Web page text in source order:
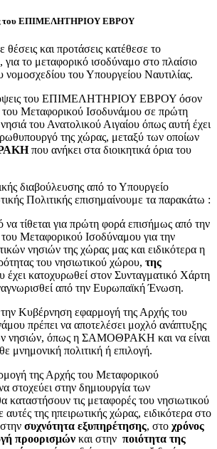
του ΕΠΙΜΕΛΗΤΗΡΙΟΥ ΕΒΡΟΥ
θέσεις και προτάσεις κατέθεσε το
το μεταφορικό ισοδύναμο στο πλαίσιο
νομοσχεδίου του Υπουργείου Ναυτιλίας.
του ΕΠΙΜΕΛΗΤΗΡΙΟΥ ΕΒΡΟΥ όσον
Μεταφορικού Ισοδυνάμου σε πρώτη
του Ανατολικού Αιγαίου όπως αυτή έχει
της χώρας, μεταξύ των οποίων
που ανήκει στα διοικητικά όρια του
διαβούλευσης από το Υπουργείο
Πολιτικής επισημαίνουμε τα παρακάτω :
να τίθεται για πρώτη φορά επισήμως από την
Μεταφορικού Ισοδύναμου για την
νησιών της χώρας μας και ειδικότερα η
του νησιωτικού χώρου, της
έχει κατοχυρωθεί στον Συνταγματικό Χάρτη
από την Ευρωπαϊκή Ένωση.
Κυβέρνηση εφαρμογή της Αρχής του
πρέπει να αποτελέσει μοχλό ανάπτυξης
νησιών, όπως η ΣΑΜΟΘΡΑΚΗ και να είναι
μνημονική πολιτική ή επιλογή.
της Αρχής του Μεταφορικού
στοχεύει στην δημιουργία των
τις μεταφορές του νησιωτικού
της ηπειρωτικής χώρας, ειδικότερα στο
συχνότητα εξυπηρέτησης, στο χρόνος
προορισμών και στην ποιότητα της